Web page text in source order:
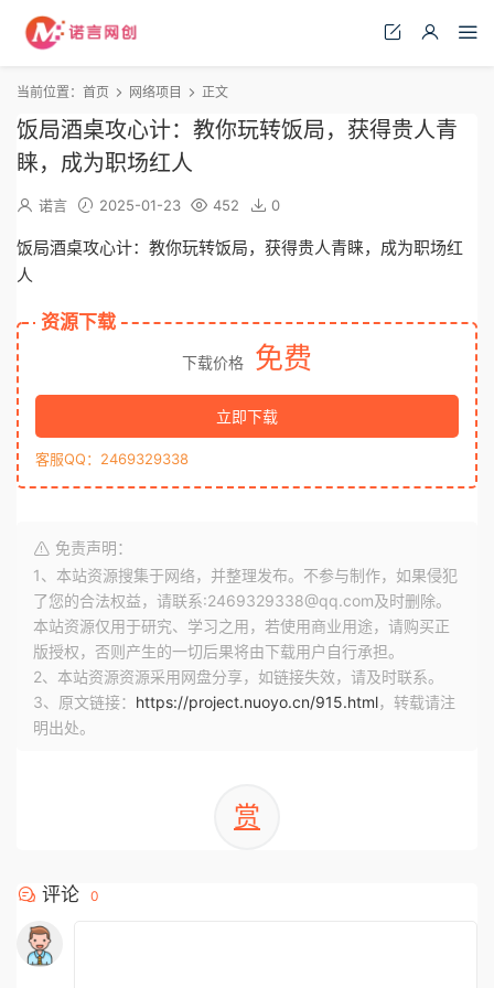
当前位置： 首页 网络项目 正文
饭局酒桌攻心计：教你玩转饭局，获得贵人青
睐，成为职场红人
诺言 2025-01-23 452 0
饭局酒桌攻心计：教你玩转饭局，获得贵人青睐，成为职场红
人
资源下载
下载价格 免费
立即下载
客服QQ：2469329338
免责声明：
1、本站资源搜集于网络，并整理发布。不参与制作，如果侵犯
了您的合法权益，请联系:2469329338@qq.com及时删除。
本站资源仅用于研究、学习之用，若使用商业用途，请购买正
版授权，否则产生的一切后果将由下载用户自行承担。
2、本站资源资源采用网盘分享，如链接失效，请及时联系。
3、原文链接： https://project.nuoyo.cn/915.html，转载请注
明出处。
赏
评论 0